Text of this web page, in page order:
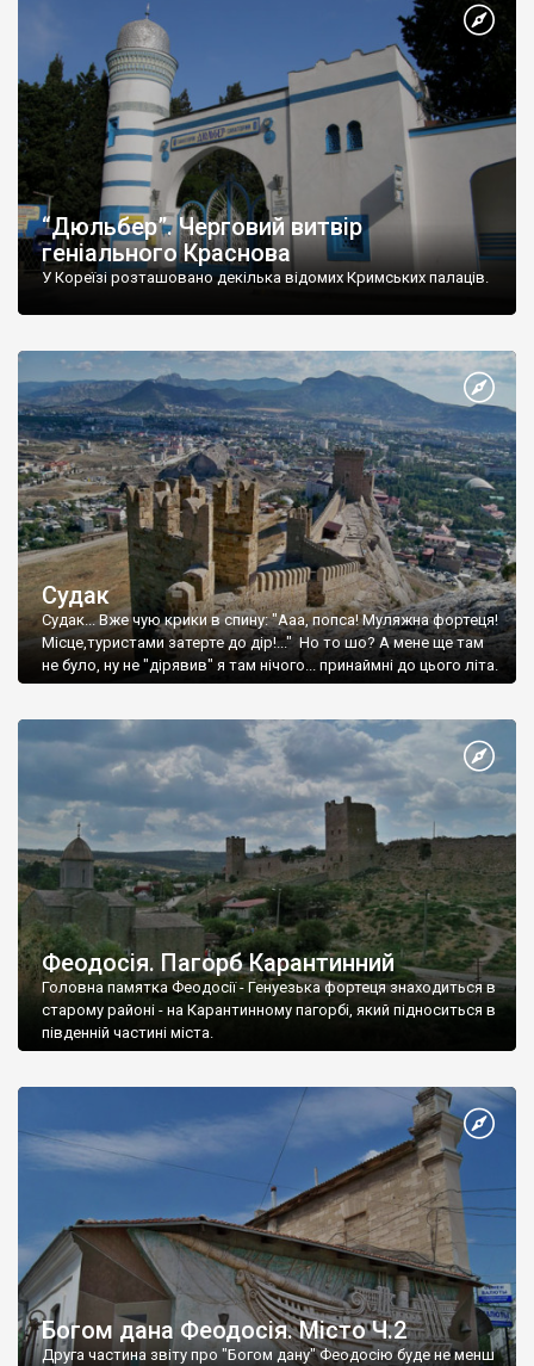
“Дюльбер”. Черговий витвір
геніального Краснова
У Кореїзі розташовано декілька відомих Кримських палаців.
Судак
Судак... Вже чую крики в спину: "Ааа, попса! Муляжна фортеця!
Місце,туристами затерте до дір!..." Но то шо? А мене ще там
не було, ну не "дірявив" я там нічого... принаймні до цього літа.
Феодосія. Пагорб Карантинний
Головна памятка Феодосії - Генуезька фортеця знаходиться в
старому районі - на Карантинному пагорбі, який підноситься в
південній частині міста.
Богом дана Феодосія. Місто Ч.2
Друга частина звіту про "Богом дану" Феодосію буде не менш